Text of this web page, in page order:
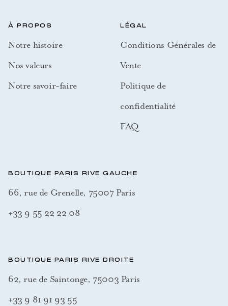
À PROPOS
Notre histoire
Nos valeurs
Notre savoir-faire
LÉGAL
Conditions Générales de
Vente
Politique de
confidentialité
FAQ
BOUTIQUE PARIS RIVE GAUCHE
66, rue de Grenelle, 75007 Paris
+33 9 55 22 22 08
BOUTIQUE PARIS RIVE DROITE
62, rue de Saintonge, 75003 Paris
+33 9 81 91 93 55